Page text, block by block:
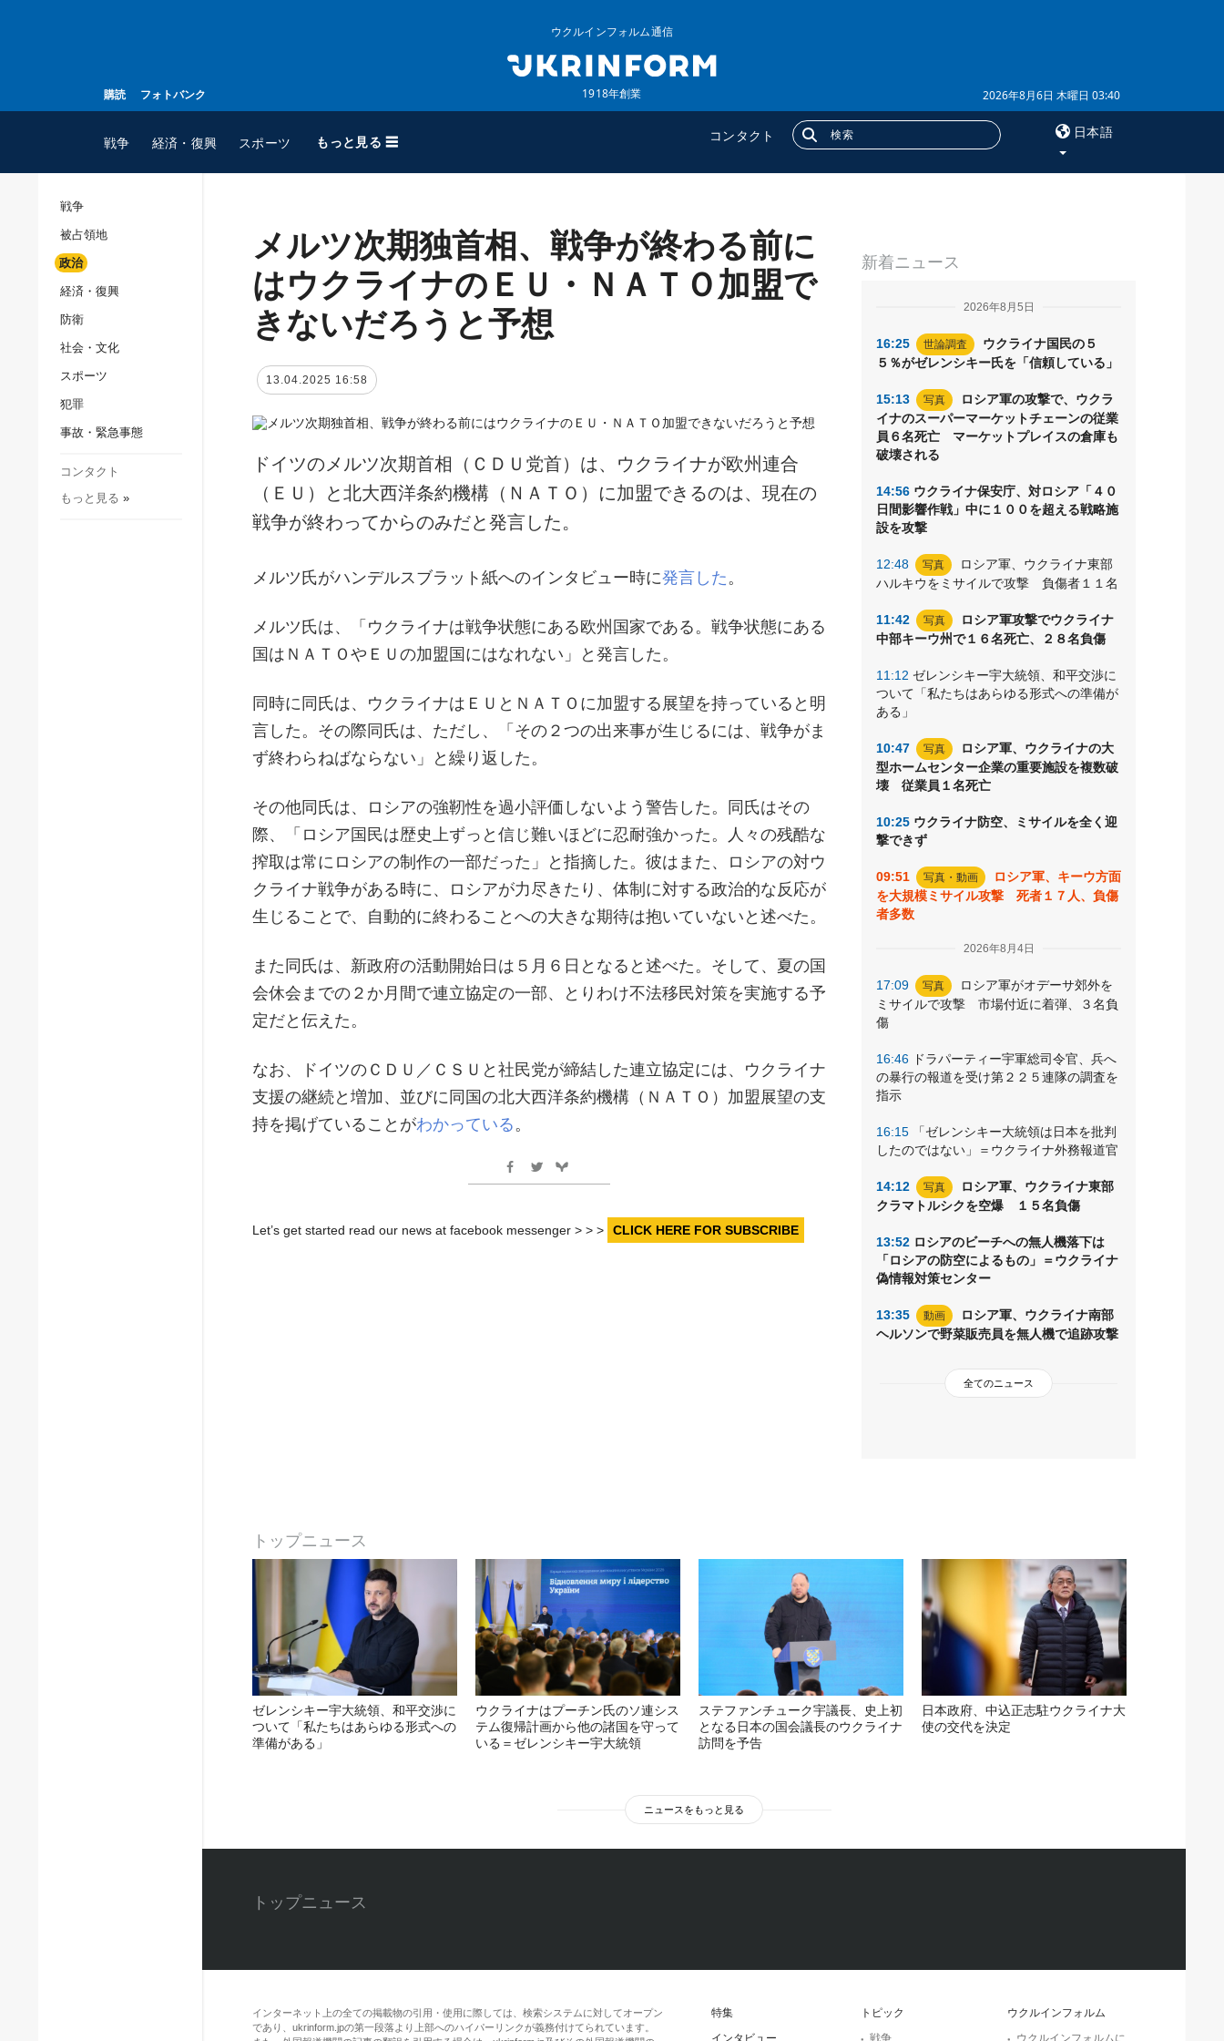
購読 フォトバンク
ウクルインフォルム通信
1918年創業 2026年8月6日 木曜日 03:40
戦争 経済・復興 スポーツ もっと見る ☰ コンタクト 日本語
スポーツ
ウクルインフォルム
ウクルインフォルムについ
て
コンタクト
追加
特集
インタビュー
購読
戦争
被占領地
政治
経済・復興
防衛
社会・文化
スポーツ
犯罪
事故・緊急事態
コンタクト
もっと見る »
新着ニュース
2026年8月5日
16:25 世論調査
ウクライナ国民の５
５％がゼレンシキー氏を「信頼している」
15:13 写真
ロシア軍の攻撃で、ウクラ
イナのスーパーマーケットチェーンの従業
員６名死亡 マーケットプレイスの倉庫も
破壊される
14:56 ウクライナ保安庁、対ロシア「４０
日間影響作戦」中に１００を超える戦略施
設を攻撃
12:48 写真
ロシア軍、ウクライナ東部
ハルキウをミサイルで攻撃 負傷者１１名
11:42 写真
ロシア軍攻撃でウクライナ
中部キーウ州で１６名死亡、２８名負傷
11:12 ゼレンシキー宇大統領、和平交渉に
ついて「私たちはあらゆる形式への準備が
ある」
10:47 写真
ロシア軍、ウクライナの大
型ホームセンター企業の重要施設を複数破
壊 従業員１名死亡
10:25 ウクライナ防空、ミサイルを全く迎
撃できず
09:51 写真・動画
ロシア軍、キーウ方面
を大規模ミサイル攻撃 死者１７人、負傷
者多数
2026年8月4日
17:09 写真
ロシア軍がオデーサ郊外を
ミサイルで攻撃 市場付近に着弾、３名負
傷
16:46 ドラパーティー宇軍総司令官、兵へ
の暴行の報道を受け第２２５連隊の調査を
指示
16:15 「ゼレンシキー大統領は日本を批判
したのではない」＝ウクライナ外務報道官
14:12 写真
ロシア軍、ウクライナ東部
クラマトルシクを空爆 １５名負傷
13:52 ロシアのビーチへの無人機落下は
「ロシアの防空によるもの」＝ウクライナ
偽情報対策センター
13:35 動画
ロシア軍、ウクライナ南部
ヘルソンで野菜販売員を無人機で追跡攻撃
全てのニュース
メルツ次期独首相、戦争が終わる前に
はウクライナのＥＵ・ＮＡＴＯ加盟で
きないだろうと予想
13.04.2025 16:58
ドイツのメルツ次期首相（ＣＤＵ党首）は、ウクライナが欧州連合
（ＥＵ）と北大西洋条約機構（ＮＡＴＯ）に加盟できるのは、現在の
戦争が終わってからのみだと発言した。
メルツ氏がハンデルスブラット紙へのインタビュー時に発言した 。
メルツ氏は、「ウクライナは戦争状態にある欧州国家である。戦争状態にある
国はＮＡＴＯやＥＵの加盟国にはなれない」と発言した。
同時に同氏は、ウクライナはＥＵとＮＡＴＯに加盟する展望を持っていると明
言した。その際同氏は、ただし、「その２つの出来事が生じるには、戦争がま
ず終わらねばならない」と繰り返した。
その他同氏は、ロシアの強靭性を過小評価しないよう警告した。同氏はその
際、「ロシア国民は歴史上ずっと信じ難いほどに忍耐強かった。人々の残酷な
搾取は常にロシアの制作の一部だった」と指摘した。彼はまた、ロシアの対ウ
クライナ戦争がある時に、ロシアが力尽きたり、体制に対する政治的な反応が
生じることで、自動的に終わることへの大きな期待は抱いていないと述べた。
また同氏は、新政府の活動開始日は５月６日となると述べた。そして、夏の国
会休会までの２か月間で連立協定の一部、とりわけ不法移民対策を実施する予
定だと伝えた。
なお、ドイツのＣＤＵ／ＣＳＵと社民党が締結した連立協定には、ウクライナ
支援の継続と増加、並びに同国の北大西洋条約機構（ＮＡＴＯ）加盟展望の支
持を掲げていることがわかっている 。
Let’s get started read our news at facebook messenger > > > CLICK HERE FOR SUBSCRIBE
トップニュース
ゼレンシキー宇大統領、和平交渉に
ついて「私たちはあらゆる形式への
準備がある」
ウクライナはプーチン氏のソ連シス
テム復帰計画から他の諸国を守って
いる＝ゼレンシキー宇大統領
ステファンチューク宇議長、史上初
となる日本の国会議長のウクライナ
訪問を予告
日本政府、中込正志駐ウクライナ大
使の交代を決定
ニュースをもっと見る
トップニュース
トピック
戦争
ウクルインフォルム
ウクルインフォルムに
特集
インタビュー
インターネット上の全ての掲載物の引用・使用に際しては、検索システムに対してオープン
であり、ukrinform.jpの第一段落より上部へのハイパーリンクが義務付けてられています。